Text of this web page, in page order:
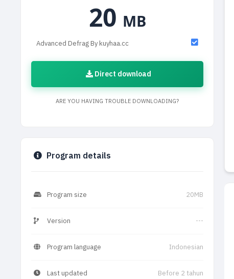
20 MB
Advanced Defrag By kuyhaa.cc
Direct download
ARE YOU HAVING TROUBLE DOWNLOADING?
Program details
Program size 20MB
Version ---
Program language Indonesian
Last updated Before 2 tahun